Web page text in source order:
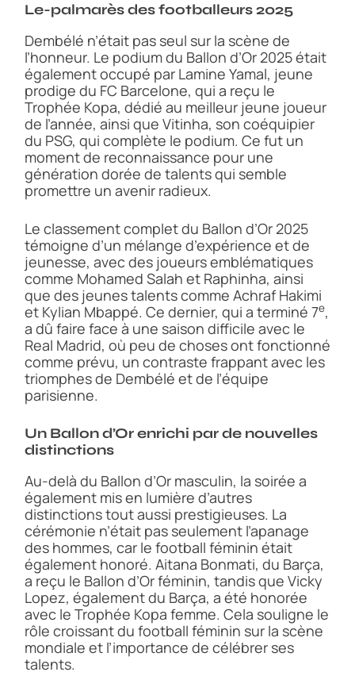
Le-palmarès des footballeurs 2025
Dembélé n’était pas seul sur la scène de
l’honneur. Le podium du Ballon d’Or 2025 était
également occupé par Lamine Yamal, jeune
prodige du FC Barcelone, qui a reçu le
Trophée Kopa, dédié au meilleur jeune joueur
de l’année, ainsi que Vitinha, son coéquipier
du PSG, qui complète le podium. Ce fut un
moment de reconnaissance pour une
génération dorée de talents qui semble
promettre un avenir radieux.
Le classement complet du Ballon d’Or 2025
témoigne d’un mélange d’expérience et de
jeunesse, avec des joueurs emblématiques
comme Mohamed Salah et Raphinha, ainsi
que des jeunes talents comme Achraf Hakimi
et Kylian Mbappé. Ce dernier, qui a terminé 7e,
a dû faire face à une saison difficile avec le
Real Madrid, où peu de choses ont fonctionné
comme prévu, un contraste frappant avec les
triomphes de Dembélé et de l’équipe
parisienne.
Un Ballon d’Or enrichi par de nouvelles
distinctions
Au-delà du Ballon d’Or masculin, la soirée a
également mis en lumière d’autres
distinctions tout aussi prestigieuses. La
cérémonie n’était pas seulement l’apanage
des hommes, car le football féminin était
également honoré. Aitana Bonmati, du Barça,
a reçu le Ballon d’Or féminin, tandis que Vicky
Lopez, également du Barça, a été honorée
avec le Trophée Kopa femme. Cela souligne le
rôle croissant du football féminin sur la scène
mondiale et l’importance de célébrer ses
talents.